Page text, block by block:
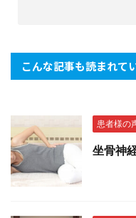
こんな記事も読まれて
患者様の
坐骨神